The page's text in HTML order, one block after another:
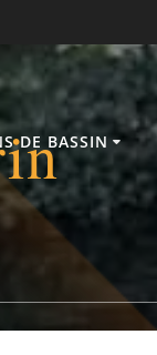
DE BASSIN